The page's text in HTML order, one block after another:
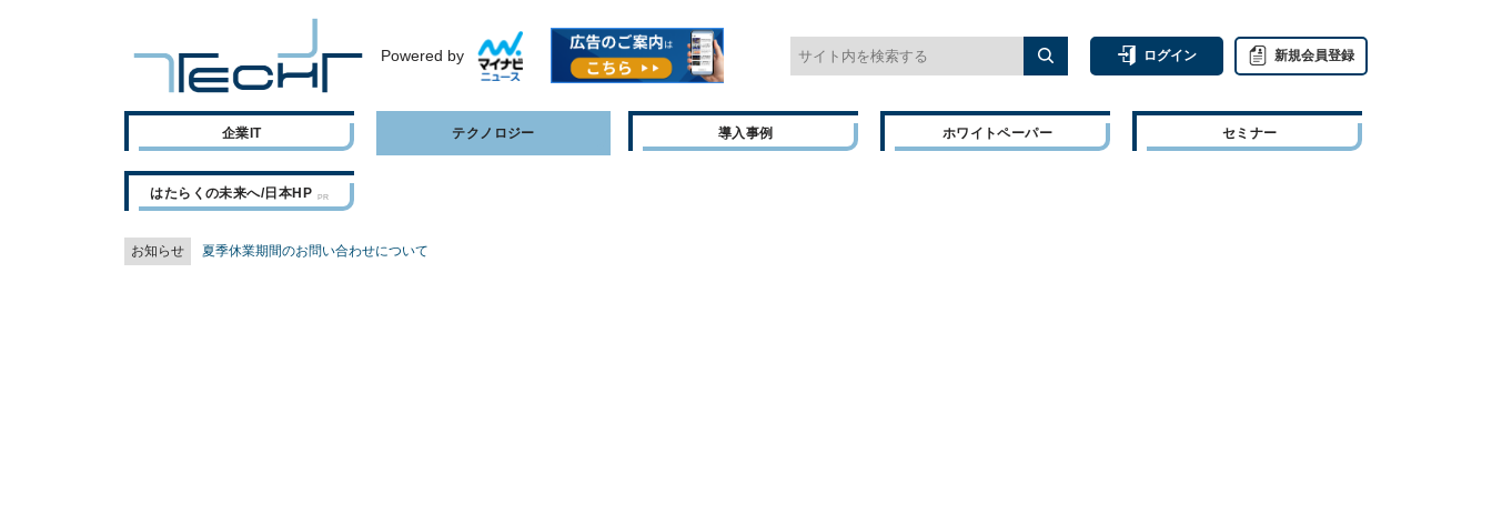
Powered by ログイン 新規会員登録
企業IT テクノロジー 導入事例 ホワイトペーパー セミナー
はたらくの未来へ/日本HP
お知らせ 夏季休業期間のお問い合わせについて